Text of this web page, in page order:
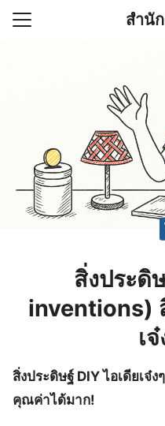
Skip
สำนั
านบัญชี (Accounting
ช่วยสำคัญในการบริหาร
สิ่งประดิ
inventions)
เ
สิ่งประดิษฐ์ DIY ไอเดียเจ๋
คุณค่าได้มาก!